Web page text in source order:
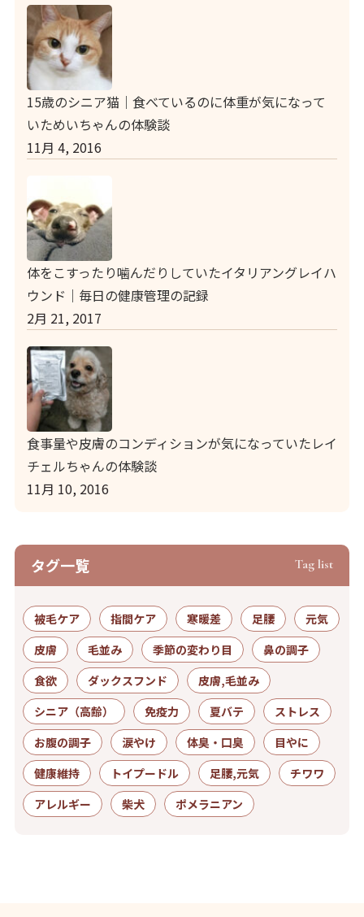
15歳のシニア猫｜食べているのに体重が気になって
いためいちゃんの体験談
11月 4, 2016
体をこすったり噛んだりしていたイタリアングレイハ
ウンド｜毎日の健康管理の記録
2月 21, 2017
食事量や皮膚のコンディションが気になっていたレイ
チェルちゃんの体験談
11月 10, 2016
タグ⼀覧 Tag list
被毛ケア 指間ケア 寒暖差 足腰
元気
皮膚
毛並み 季節の変わり目
鼻の調子
食欲
ダックスフンド
皮膚,毛並み
シニア（高齢）
免疫力 夏バテ
ストレス
お腹の調子
涙やけ 体臭・口臭
目やに
健康維持
トイプードル 足腰,元気
チワワ
アレルギー
柴犬 ポメラニアン